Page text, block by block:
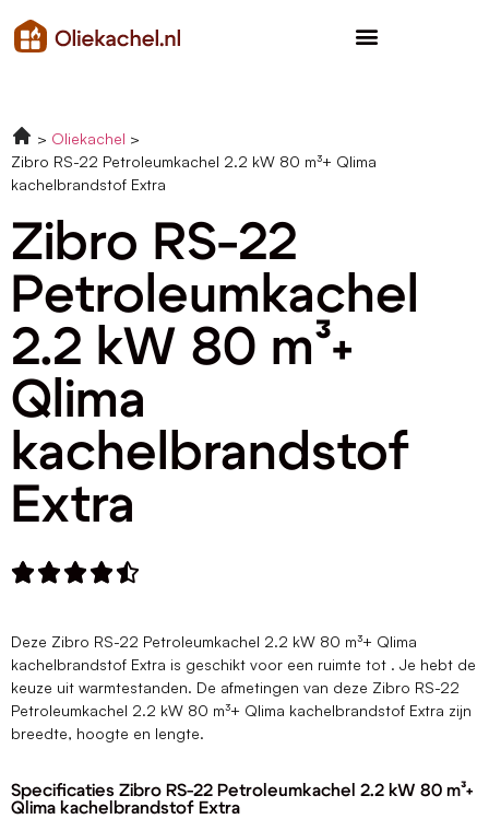
Oliekachel
Zibro RS-22 Petroleumkachel 2.2 kW 80 m³+ Qlima
kachelbrandstof Extra
Zibro RS-22
Petroleumkachel
2.2 kW 80 m³+
Qlima
kachelbrandstof
Extra

Deze Zibro RS-22 Petroleumkachel 2.2 kW 80 m³+ Qlima
kachelbrandstof Extra is geschikt voor een ruimte tot . Je hebt de
keuze uit warmtestanden. De afmetingen van deze Zibro RS-22
Petroleumkachel 2.2 kW 80 m³+ Qlima kachelbrandstof Extra zijn
breedte, hoogte en lengte.
Specificaties Zibro RS-22 Petroleumkachel 2.2 kW 80 m³+
Qlima kachelbrandstof Extra